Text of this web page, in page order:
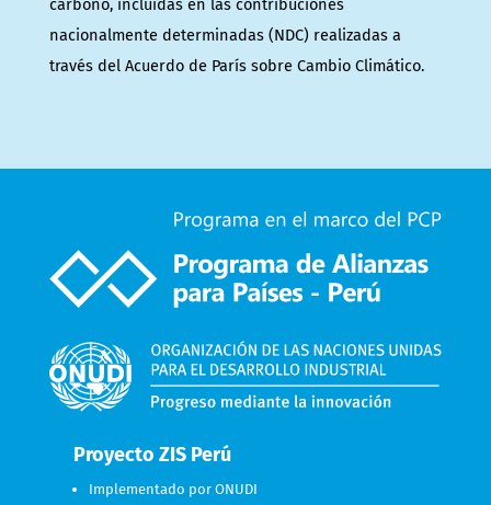
carbono, incluidas en las contribuciones
nacionalmente determinadas (NDC) realizadas a
través del Acuerdo de París sobre Cambio Climático.
Proyecto ZIS Perú
Implementado por ONUDI